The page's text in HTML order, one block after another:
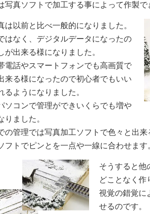
写真ソフトで加工する事によって作製で
は以前と比べ一般的になりました。
はなく、デジタルデータになったの
が出来る様になりました。
電話やスマートフォンでも高画質で
来る様になったので初心者でもいい
るようになりました。
ソコンで管理ができいくらでも増や
りました。
の管理では写真加工ソフトで色々と出来
フトでピンとを一点や一線に合わせます
そうすると他
どことなく作
視覚の錯覚に
せるのです。